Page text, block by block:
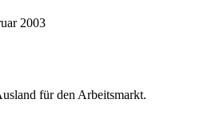
2003
für den Arbeitsmarkt.